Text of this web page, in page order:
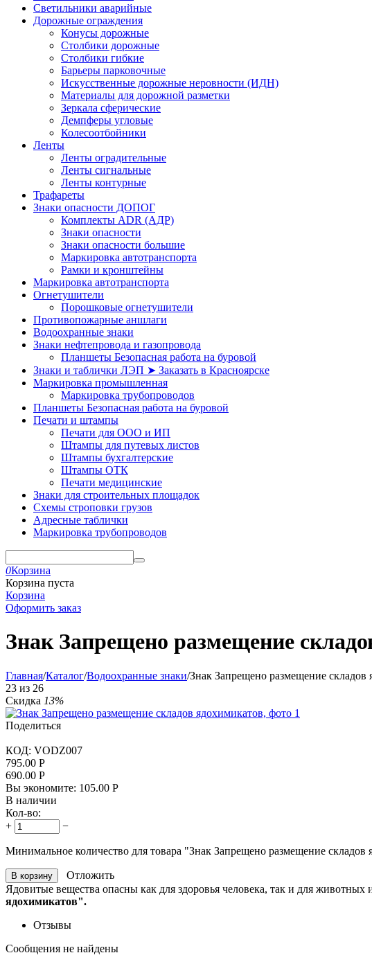
Светильники аварийные
Дорожные ограждения
Конусы дорожные
Столбики дорожные
Столбики гибкие
Барьеры парковочные
Искусственные дорожные неровности (ИДН)
Материалы для дорожной разметки
Зеркала сферические
Демпферы угловые
Колесоотбойники
Ленты
Ленты оградительные
Ленты сигнальные
Ленты контурные
Трафареты
Знаки опасности ДОПОГ
Комплекты ADR (АДР)
Знаки опасности
Знаки опасности большие
Маркировка автотранспорта
Рамки и кронштейны
Маркировка автотранспорта
Огнетушители
Порошковые огнетушители
Противопожарные аншлаги
Водоохранные знаки
Знаки нефтепровода и газопровода
Планшеты Безопасная работа на буровой
Знаки и таблички ЛЭП ➤ Заказать в Красноярске
Маркировка промышленная
Маркировка трубопроводов
Планшеты Безопасная работа на буровой
Печати и штампы
Печати для ООО и ИП
Штампы для путевых листов
Штампы бухгалтерские
Штампы ОТК
Печати медицинские
Знаки для строительных площадок
Схемы строповки грузов
Адресные таблички
Маркировка трубопроводов
0Корзина
Корзина пуста
Корзина
Оформить заказ
Знак Запрещено размещение
Главная/Каталог/Водоохранные знаки/Знак Запрещено размещение складов
23 из 26
Скидка 13%
Поделиться
КОД: VODZ007
795.00 Р
690.00 Р
Вы экономите: 105.00 Р
В наличии
Кол-во:
+
−
Минимальное количество для товара "Знак Запрещено размещение складов
В корзину
Отложить
Ядовитые вещества опасны как для здоровья человека, так и для
ядохимикатов".
Отзывы
Сообщения не найдены